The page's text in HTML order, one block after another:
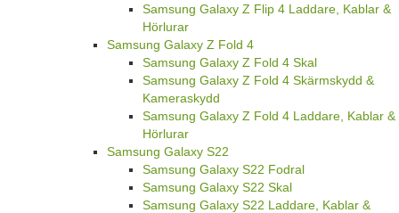
Samsung Galaxy Z Flip 4 Laddare, Kablar &
Hörlurar
Samsung Galaxy Z Fold 4
Samsung Galaxy Z Fold 4 Skal
Samsung Galaxy Z Fold 4 Skärmskydd &
Kameraskydd
Samsung Galaxy Z Fold 4 Laddare, Kablar &
Hörlurar
Samsung Galaxy S22
Samsung Galaxy S22 Fodral
Samsung Galaxy S22 Skal
Samsung Galaxy S22 Laddare, Kablar &